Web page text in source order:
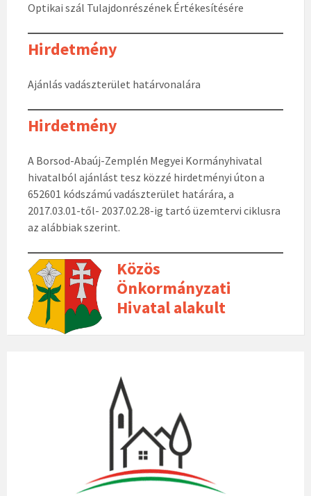
Optikai szál Tulajdonrészének Értékesítésére
Hirdetmény
Ajánlás vadászterület határvonalára
Hirdetmény
A Borsod-Abaúj-Zemplén Megyei Kormányhivatal
hivatalból ajánlást tesz közzé hirdetményi úton a
652601 kódszámú vadászterület határára, a
2017.03.01-től- 2037.02.28-ig tartó üzemtervi ciklusra
az alábbiak szerint.
Közös
Önkormányzati
Hivatal alakult